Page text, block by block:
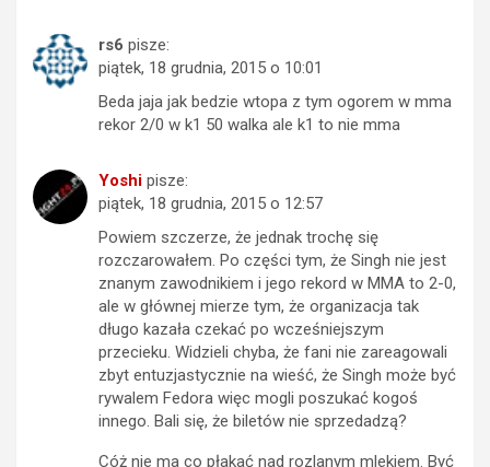
rs6 pisze:
piątek, 18 grudnia, 2015 o 10:01
Beda jaja jak bedzie wtopa z tym ogorem w mma
rekor 2/0 w k1 50 walka ale k1 to nie mma
Yoshi pisze:
piątek, 18 grudnia, 2015 o 12:57
Powiem szczerze, że jednak trochę się
rozczarowałem. Po części tym, że Singh nie jest
znanym zawodnikiem i jego rekord w MMA to 2-0,
ale w głównej mierze tym, że organizacja tak
długo kazała czekać po wcześniejszym
przecieku. Widzieli chyba, że fani nie zareagowali
zbyt entuzjastycznie na wieść, że Singh może być
rywalem Fedora więc mogli poszukać kogoś
innego. Bali się, że biletów nie sprzedadzą?
Cóż nie ma co płakać nad rozlanym mlekiem. Być